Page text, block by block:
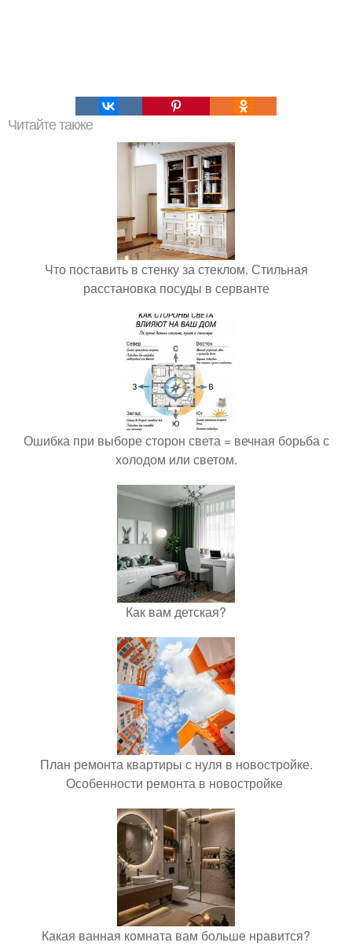
Читайте также
Что поставить в стенку за стеклом. Стильная
расстановка посуды в серванте
Ошибка при выборе сторон света = вечная борьба с
холодом или светом.
Как вам детская?
План ремонта квартиры с нуля в новостройке.
Особенности ремонта в новостройке
Какая ванная комната вам больше нравится?